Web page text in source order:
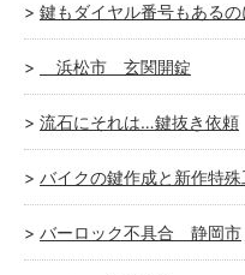
鍵もダイヤル番号もある
浜松市 玄関開錠
流石にそれは…鍵抜き依頼
バイクの鍵作成と新作特
バーロック不具合 静岡市